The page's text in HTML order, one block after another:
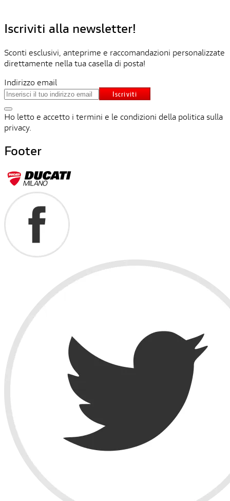
Iscriviti alla newsletter!
Sconti esclusivi, anteprime e raccomandazioni personalizzate
direttamente nella tua casella di posta!
Indirizzo email
Iscriviti
Ho letto e accetto i termini e le condizioni della politica sulla
privacy.
Footer